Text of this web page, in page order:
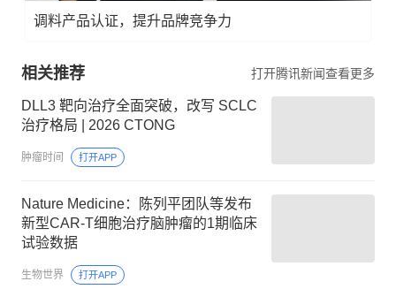
调料产品认证，提升品牌竞争力
相关推荐 打开腾讯新闻查看更多
DLL3 靶向治疗全面突破，改写 SCLC
治疗格局 | 2026 CTONG
肿瘤时间 打开APP
Nature Medicine：陈列平团队等发布
新型CAR-T细胞治疗脑肿瘤的1期临床
试验数据
生物世界 打开APP